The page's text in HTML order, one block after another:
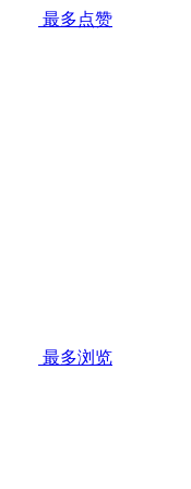
最多点赞
最多浏览